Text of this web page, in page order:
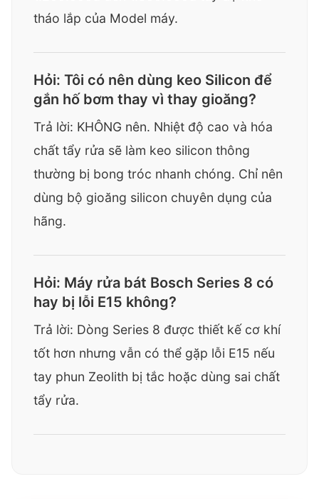
tháo lắp của Model máy.
Hỏi: Tôi có nên dùng keo Silicon để
gắn hố bơm thay vì thay gioăng?
Trả lời: KHÔNG nên. Nhiệt độ cao và hóa
chất tẩy rửa sẽ làm keo silicon thông
thường bị bong tróc nhanh chóng. Chỉ nên
dùng bộ gioăng silicon chuyên dụng của
hãng.
Hỏi: Máy rửa bát Bosch Series 8 có
hay bị lỗi E15 không?
Trả lời: Dòng Series 8 được thiết kế cơ khí
tốt hơn nhưng vẫn có thể gặp lỗi E15 nếu
tay phun Zeolith bị tắc hoặc dùng sai chất
tẩy rửa.